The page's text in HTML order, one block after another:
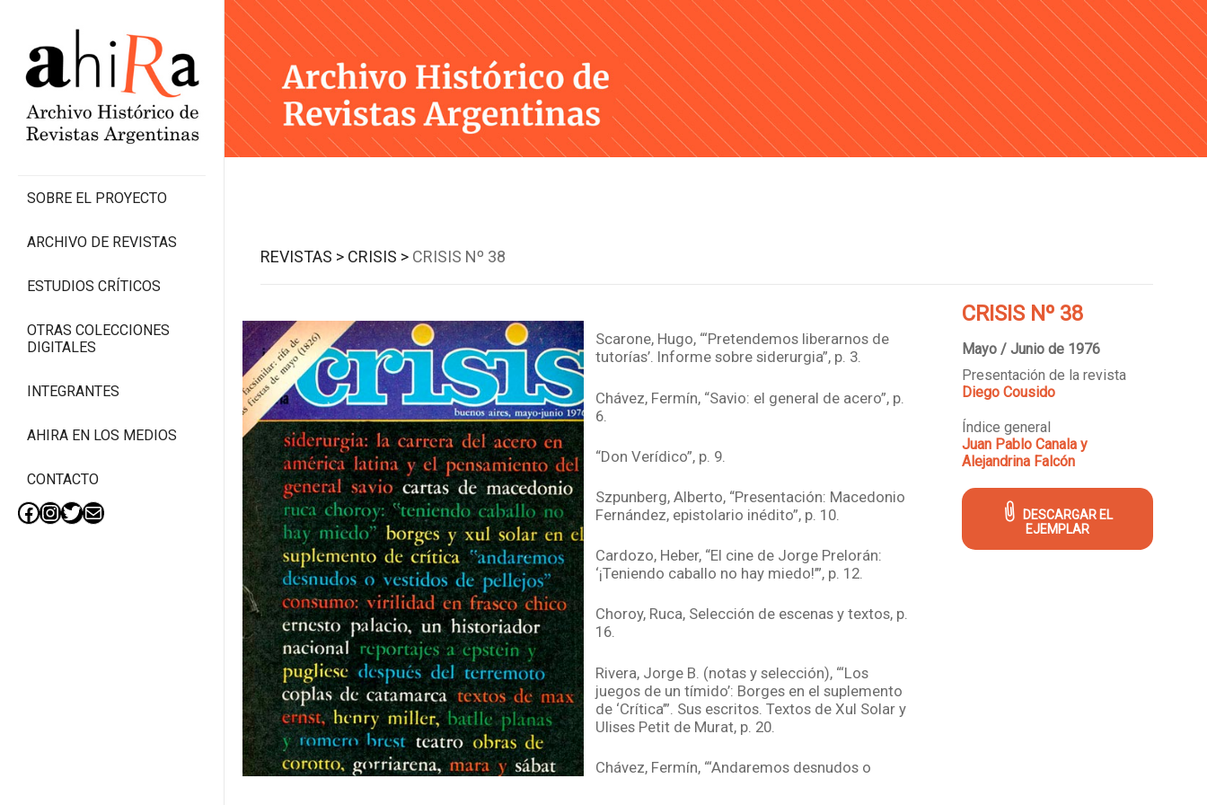
Skip
to
content
SOBRE EL PROYECTO
ARCHIVO DE REVISTAS
ESTUDIOS CRÍTICOS
OTRAS COLECCIONES
DIGITALES
INTEGRANTES
AHIRA EN LOS MEDIOS
CONTACTO
Facebook
Instagram
Twitter
Mail
REVISTAS > CRISIS > CRISIS Nº 38
Scarone, Hugo, “‘Pretendemos liberarnos de
tutorías’. Informe sobre siderurgia”, p. 3.
Chávez, Fermín, “Savio: el general de acero”, p.
6.
“Don Verídico”, p. 9.
Szpunberg, Alberto, “Presentación: Macedonio
Fernández, epistolario inédito”, p. 10.
Cardozo, Heber, “El cine de Jorge Prelorán:
‘¡Teniendo caballo no hay miedo!’”, p. 12.
Choroy, Ruca, Selección de escenas y textos, p.
16.
Rivera, Jorge B. (notas y selección), “‘Los
juegos de un tímido’: Borges en el suplemento
de ‘Crítica’”. Sus escritos. Textos de Xul Solar y
Ulises Petit de Murat, p. 20.
Chávez, Fermín, “‘Andaremos desnudos o
CRISIS Nº 38
Mayo / Junio de 1976
Presentación de la revista
Diego Cousido
Índice general
Juan Pablo Canala y
Alejandrina Falcón
DESCARGAR EL
EJEMPLAR